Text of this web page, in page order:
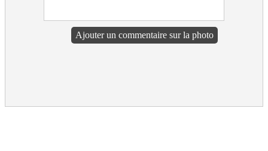
Ajouter un commentaire sur la photo